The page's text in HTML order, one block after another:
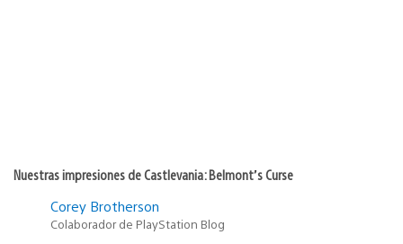
Nuestras impresiones de Castlevania: Belmont’s Curse
Corey Brotherson
Colaborador de PlayStation Blog